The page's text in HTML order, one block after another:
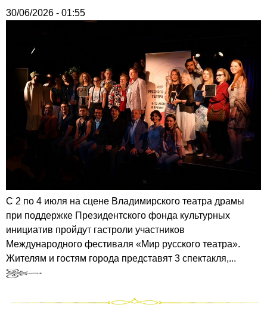
30/06/2026 - 01:55
С 2 по 4 июля на сцене Владимирского театра драмы
при поддержке Президентского фонда культурных
инициатив пройдут гастроли участников
Международного фестиваля «Мир русского театра».
Жителям и гостям города представят 3 спектакля,...